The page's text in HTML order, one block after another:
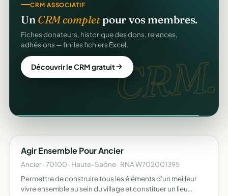
CRM.
CRM ASSOCIATIF
Un CRM completpour vos membres.
Fiches donateurs, historique des dons, relances,
adhésions — fini les fichiers Excel.
Découvrir le CRM gratuit
Agir Ensemble Pour Ancier
Ancier · 70100 · Haute-Saône · RNA W702001395
Permettre de construire tous les éléments d'un meilleur
vivre ensemble au sein du village et constituer un lieu